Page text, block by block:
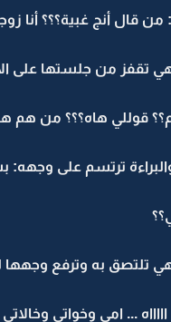
قال أنج غبية؟؟؟ أنا
تقفز من جلستها على
قوللي هاه؟؟؟ من هم
ترتسم على وجهه:
تلتصق به وترفع وجهها
... امي وخواتي